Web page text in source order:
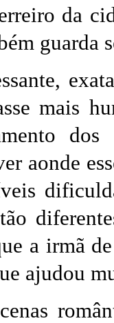
da
guarda
mais
aonde
a irmã
ajudou